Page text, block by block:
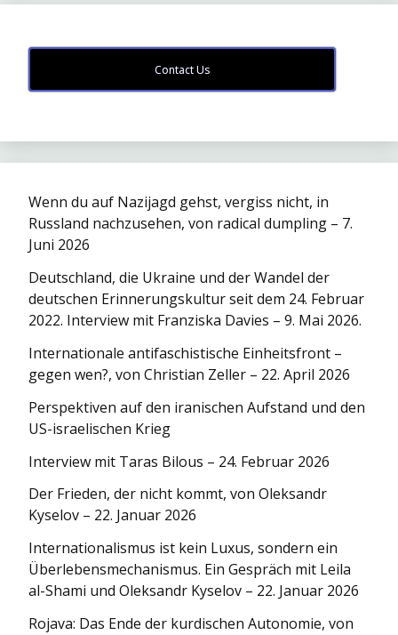
Contact Us
Wenn du auf Nazijagd gehst, vergiss nicht, in
Russland nachzusehen, von radical dumpling – 7.
Juni 2026
Deutschland, die Ukraine und der Wandel der
deutschen Erinnerungskultur seit dem 24. Februar
2022. Interview mit Franziska Davies – 9. Mai 2026.
Internationale antifaschistische Einheitsfront –
gegen wen?, von Christian Zeller – 22. April 2026
Perspektiven auf den iranischen Aufstand und den
US-israelischen Krieg
Interview mit Taras Bilous – 24. Februar 2026
Der Frieden, der nicht kommt, von Oleksandr
Kyselov – 22. Januar 2026
Internationa­lismus ist kein Luxus, sondern ein
Überlebens­mechanismus. Ein Gespräch mit Leila
al-Shami und Oleksandr Kyselov – 22. Januar 2026
Rojava: Das Ende der kurdischen Autonomie, von